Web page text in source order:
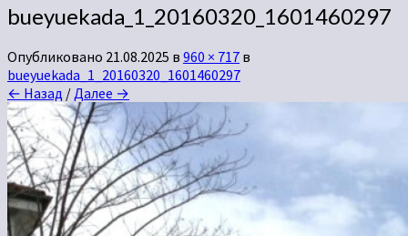
bueyuekada_1_20160320_1601460297
Опубликовано 21.08.2025 в 960 × 717 в
bueyuekada_1_20160320_1601460297
← Назад /Далее →